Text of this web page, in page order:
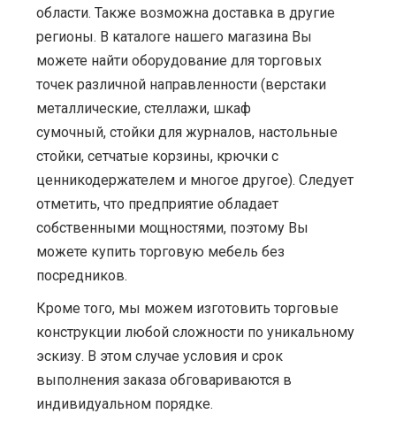
области. Также возможна доставка в другие
регионы. В каталоге нашего магазина Вы
можете найти оборудование для торговых
точек различной направленности (верстаки
металлические, стеллажи, шкаф
сумочный, стойки для журналов, настольные
стойки, сетчатые корзины, крючки с
ценникодержателем и многое другое). Следует
отметить, что предприятие обладает
собственными мощностями, поэтому Вы
можете купить торговую мебель без
посредников.
Кроме того, мы можем изготовить торговые
конструкции любой сложности по уникальному
эскизу. В этом случае условия и срок
выполнения заказа обговариваются в
индивидуальном порядке.